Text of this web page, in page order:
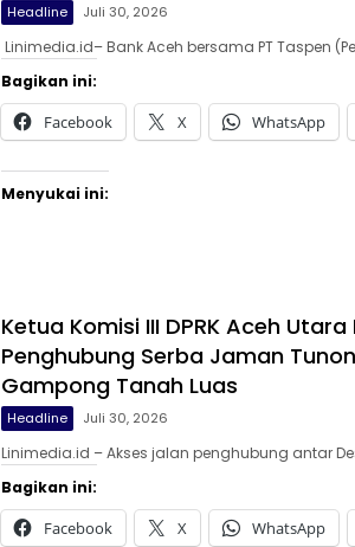
Headline Juli 30, 2026
Linimedia.id– Bank Aceh bersama PT Taspen
Bagikan ini:
Facebook X WhatsApp
Menyukai ini:
Ketua Komisi III DPRK Aceh
Penghubung Serba Jaman
Gampong Tanah Luas
Headline Juli 30, 2026
Linimedia.id – Akses jalan penghubung antar
Bagikan ini:
Facebook X WhatsApp